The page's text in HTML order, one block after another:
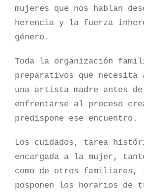
mujeres que nos hablan
herencia y la fuerza
género.
Toda la organización
preparativos que necesita
una artista madre antes de
enfrentarse al proceso
predispone ese encuentro.
Los cuidados, tarea
encargada a la mujer,
como de otros familiares,
posponen los horarios de